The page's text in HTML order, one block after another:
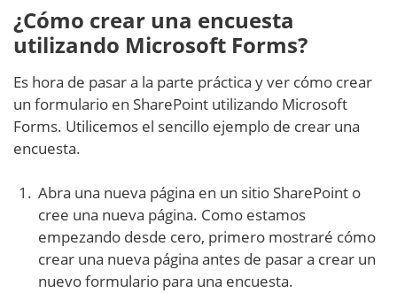
¿Cómo crear una encuesta
utilizando Microsoft Forms?
Es hora de pasar a la parte práctica y ver cómo crear
un formulario en SharePoint utilizando Microsoft
Forms. Utilicemos el sencillo ejemplo de crear una
encuesta.
Abra una nueva página en un sitio SharePoint o
cree una nueva página. Como estamos
empezando desde cero, primero mostraré cómo
crear una nueva página antes de pasar a crear un
nuevo formulario para una encuesta.